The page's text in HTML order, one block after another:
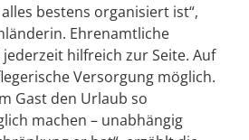
bestens organisiert ist“,
Ehrenamtliche
hilfreich zur Seite. Auf
Versorgung möglich.
Gast den Urlaub so
machen – unabhängig